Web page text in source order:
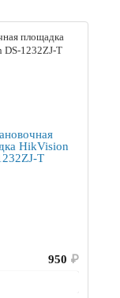
площадка
DS-1232ZJ-T
950 ₽